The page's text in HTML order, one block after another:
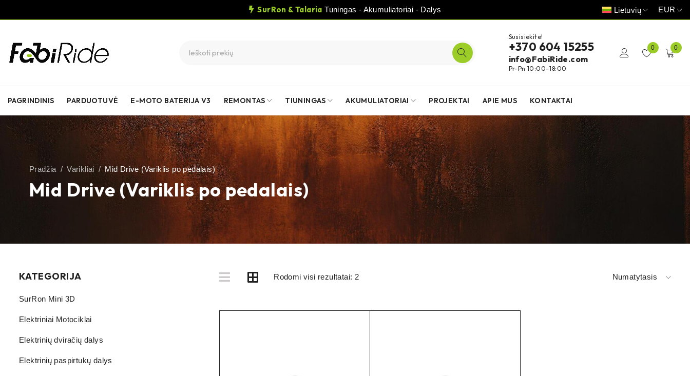
SurRon & Talaria Tuningas - Akumuliatoriai - Dalys Lietuvių EUR
Susisiekite!
+370 604 15255
info@FabiRide.com
Pr-Pn 10:00–18:00
0 0
PAGRINDINIS PARDUOTUVĖ E-MOTO BATERIJA V3 REMONTAS TIUNINGAS AKUMULIATORIAI PROJEKTAI APIE MUS KONTAKTAI
Mid Drive (Variklis po pedalais)
Pradžia / Varikliai / Mid Drive (Variklis po pedalais)
KATEGORIJA
SurRon Mini 3D
Elektriniai Motociklai
Elektrinių dviračių dalys
Elektrinių paspirtukų dalys
Rodomi visi rezultatai: 2 Numatytasis